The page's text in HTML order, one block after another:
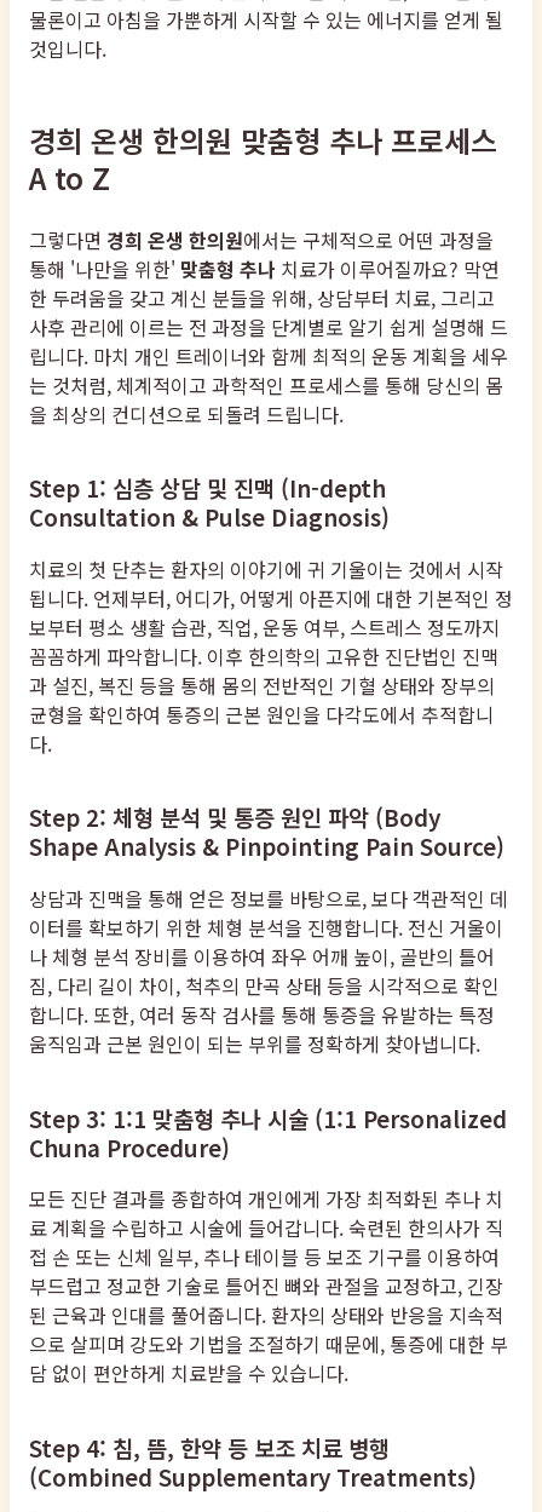
물론이고 아침을 가뿐하게 시작할 수 있는 에너지를 얻게 될
것입니다.
경희 온생 한의원 맞춤형 추나 프로세스
A to Z
그렇다면 경희 온생 한의원에서는 구체적으로 어떤 과정을
통해 '나만을 위한' 맞춤형 추나 치료가 이루어질까요? 막연
한 두려움을 갖고 계신 분들을 위해, 상담부터 치료, 그리고
사후 관리에 이르는 전 과정을 단계별로 알기 쉽게 설명해 드
립니다. 마치 개인 트레이너와 함께 최적의 운동 계획을 세우
는 것처럼, 체계적이고 과학적인 프로세스를 통해 당신의 몸
을 최상의 컨디션으로 되돌려 드립니다.
Step 1: 심층 상담 및 진맥 (In-depth
Consultation & Pulse Diagnosis)
치료의 첫 단추는 환자의 이야기에 귀 기울이는 것에서 시작
됩니다. 언제부터, 어디가, 어떻게 아픈지에 대한 기본적인 정
보부터 평소 생활 습관, 직업, 운동 여부, 스트레스 정도까지
꼼꼼하게 파악합니다. 이후 한의학의 고유한 진단법인 진맥
과 설진, 복진 등을 통해 몸의 전반적인 기혈 상태와 장부의
균형을 확인하여 통증의 근본 원인을 다각도에서 추적합니
다.
Step 2: 체형 분석 및 통증 원인 파악 (Body
Shape Analysis & Pinpointing Pain Source)
상담과 진맥을 통해 얻은 정보를 바탕으로, 보다 객관적인 데
이터를 확보하기 위한 체형 분석을 진행합니다. 전신 거울이
나 체형 분석 장비를 이용하여 좌우 어깨 높이, 골반의 틀어
짐, 다리 길이 차이, 척추의 만곡 상태 등을 시각적으로 확인
합니다. 또한, 여러 동작 검사를 통해 통증을 유발하는 특정
움직임과 근본 원인이 되는 부위를 정확하게 찾아냅니다.
Step 3: 1:1 맞춤형 추나 시술 (1:1 Personalized
Chuna Procedure)
모든 진단 결과를 종합하여 개인에게 가장 최적화된 추나 치
료 계획을 수립하고 시술에 들어갑니다. 숙련된 한의사가 직
접 손 또는 신체 일부, 추나 테이블 등 보조 기구를 이용하여
부드럽고 정교한 기술로 틀어진 뼈와 관절을 교정하고, 긴장
된 근육과 인대를 풀어줍니다. 환자의 상태와 반응을 지속적
으로 살피며 강도와 기법을 조절하기 때문에, 통증에 대한 부
담 없이 편안하게 치료받을 수 있습니다.
Step 4: 침, 뜸, 한약 등 보조 치료 병행
(Combined Supplementary Treatments)